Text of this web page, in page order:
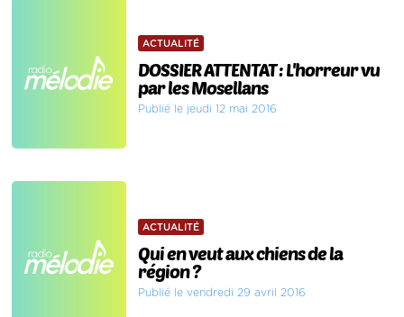
ACTUALITÉ
DOSSIER ATTENTAT : L'horreur vu
par les Mosellans
Publié le jeudi 12 mai 2016
ACTUALITÉ
Qui en veut aux chiens de la
région ?
Publié le vendredi 29 avril 2016